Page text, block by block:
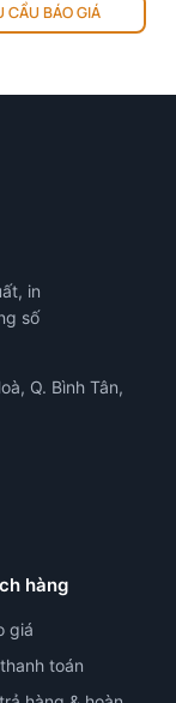
CẦU BÁO GIÁ
in
số
Q. Bình Tân,
hàng
giá
toán